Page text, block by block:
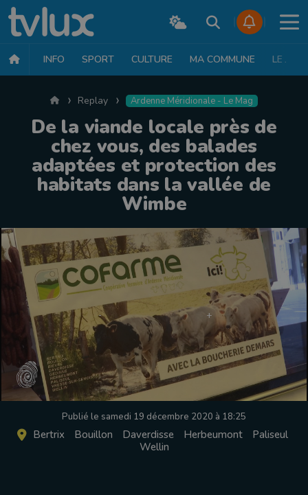
INFO SPORT CULTURE MA COMMUNE LE JT
AccueilReplay Ardenne Méridionale - Le Mag
De la viande locale près de
chez vous, des balades
adaptées et protection des
habitats dans la vallée de
Wimbe
Publié le samedi 19 décembre 2020 à 18:25
Bertrix Bouillon Daverdisse Herbeumont
Paliseul
Wellin